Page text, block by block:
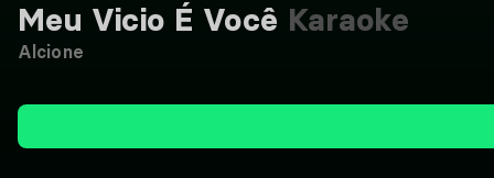
Meu Vicio É Você Karaoke
Alcione